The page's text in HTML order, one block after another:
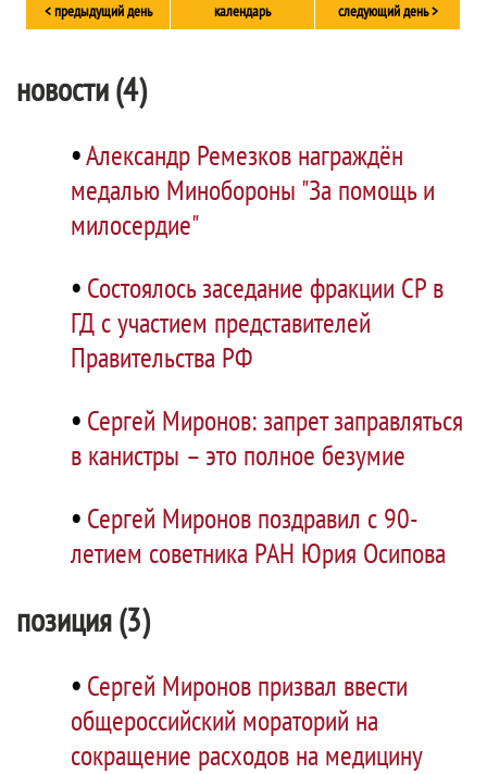
< предыдущий день календарь следующий день >
новости (4)
•Александр Ремезков награждён
медалью Минобороны "За помощь и
милосердие"
• Состоялось заседание фракции СР в
ГД с участием представителей
Правительства РФ
• Сергей Миронов: запрет заправляться
в канистры – это полное безумие
• Сергей Миронов поздравил с 90-
летием советника РАН Юрия Осипова
позиция (3)
• Сергей Миронов призвал ввести
общероссийский мораторий на
сокращение расходов на медицину